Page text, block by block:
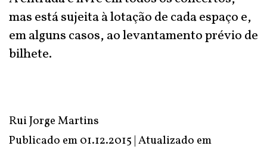
mas está sujeita à lotação de cada espaço e,
em alguns casos, ao levantamento prévio de
bilhete.
Rui Jorge Martins
Publicado em 01.12.2015 | Atualizado em